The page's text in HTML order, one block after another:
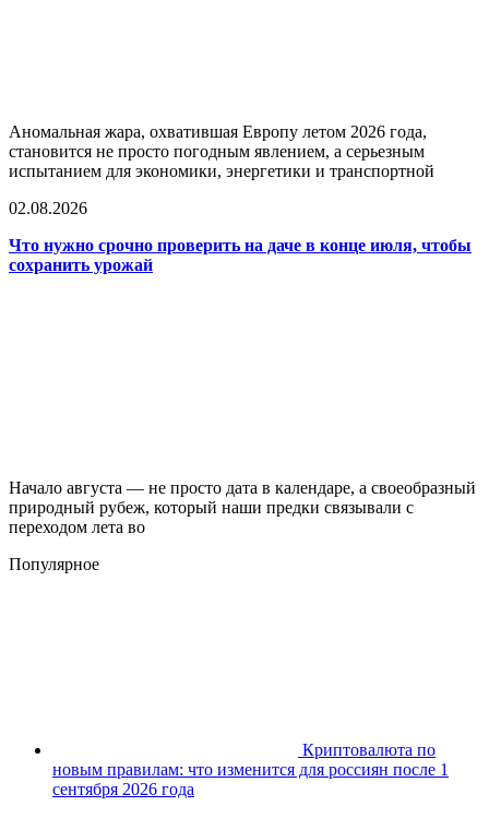
Аномальная жара, охватившая Европу летом 2026 года,
становится не просто погодным явлением, а серьезным
испытанием для экономики, энергетики и транспортной
02.08.2026
Что нужно срочно проверить на даче в конце июля, чтобы
сохранить урожай
Начало августа — не просто дата в календаре, а своеобразный
природный рубеж, который наши предки связывали с
переходом лета во
Популярное
Криптовалюта по
новым правилам: что изменится для россиян после 1
сентября 2026 года